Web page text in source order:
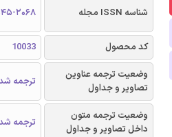
شناسه ISSN مجله 2068
کد محصول
10033
وضعیت ترجمه عناوین
تصاویر و جداول
ترجمه
وضعیت ترجمه متون
داخل تصاویر و جداول
ترجمه